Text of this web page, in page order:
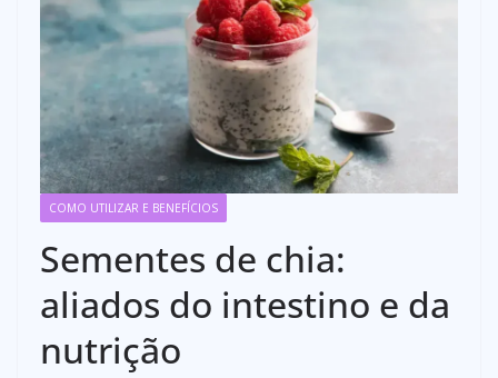
COMO UTILIZAR E BENEFÍCIOS
Sementes de chia:
aliados do intestino e da
nutrição